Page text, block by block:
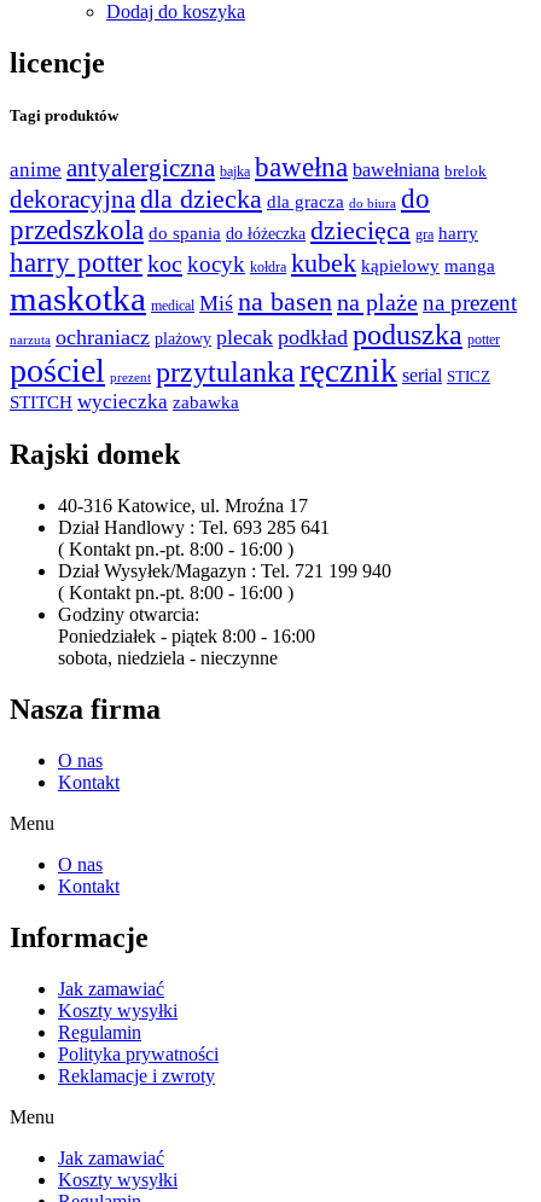
Dodaj do koszyka
licencje
Tagi produktów
anime antyalergiczna bajka bawełna bawełniana brelok
dekoracyjna dla dziecka dla gracza do biura do
przedszkola do spania do łóżeczka dziecięca gra harry
harry potterkoc kocyk kołdra kubek kąpielowy manga
maskotka medical Miś na basenna plażena prezent
narzuta ochraniacz plażowy plecak podkład poduszka potter
pościel prezent przytulankaręcznik serial STICZ
STITCH wycieczka zabawka
Rajski domek
40-316 Katowice, ul. Mroźna 17
Dział Handlowy : Tel. 693 285 641
( Kontakt pn.-pt. 8:00 - 16:00 )
Dział Wysyłek/Magazyn : Tel. 721 199 940
( Kontakt pn.-pt. 8:00 - 16:00 )
Godziny otwarcia:
Poniedziałek - piątek 8:00 - 16:00
sobota, niedziela - nieczynne
Nasza firma
O nas
Kontakt
Menu
O nas
Kontakt
Informacje
Jak zamawiać
Koszty wysyłki
Regulamin
Polityka prywatności
Reklamacje i zwroty
Menu
Jak zamawiać
Koszty wysyłki